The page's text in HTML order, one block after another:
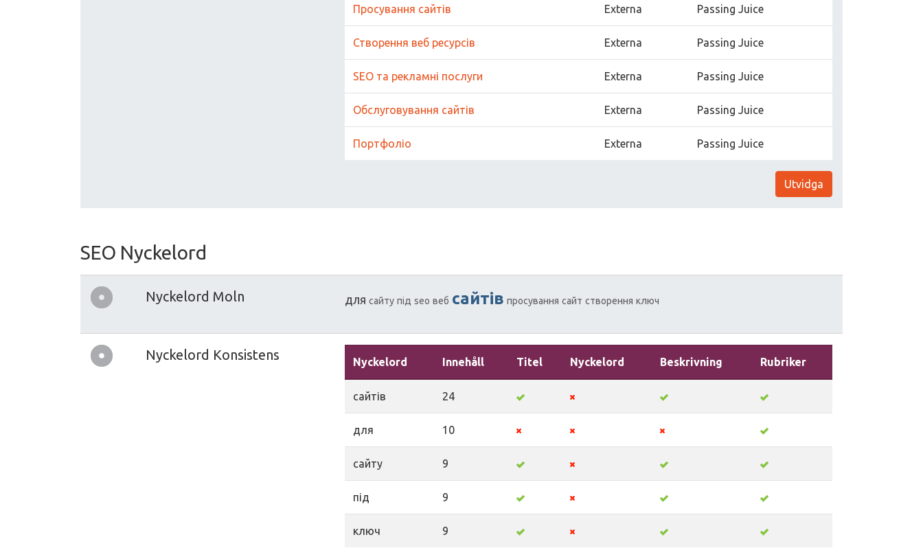
Просування сайтів Externa Passing Juice
Створення веб ресурсів Externa Passing Juice
SEO та рекламні послуги Externa Passing Juice
Обслуговування сайтів Externa Passing Juice
Портфоліо Externa Passing Juice
Utvidga
SEO Nyckelord
Nyckelord Moln для сайту під seo веб сайтів просування сайт створення ключ
Nyckelord Konsistens Nyckelord Innehåll Titel Nyckelord Beskrivning Rubriker
сайтів 24
для 10
сайту 9
під 9
ключ 9